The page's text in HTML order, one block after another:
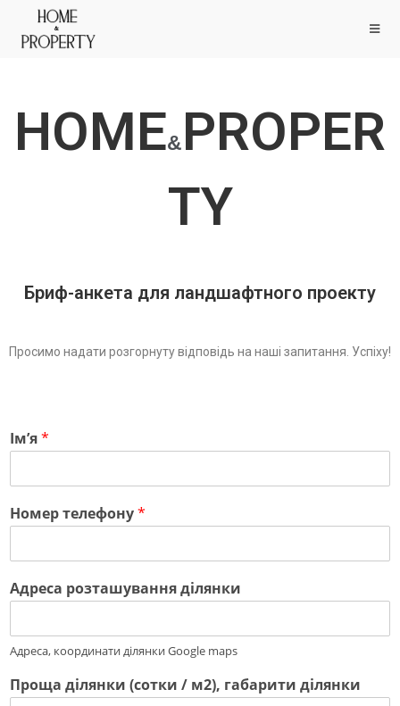
HOME&PROPER
TY
Бриф-анкета для ландшафтного проекту
Просимо надати розгорнуту відповідь на наші запитання. Успіху!
Імʼя*
Номер телефону*
Адреса розташування ділянки
Адреса, координати ділянки Google maps
Проща ділянки (сотки / м2), габарити ділянки